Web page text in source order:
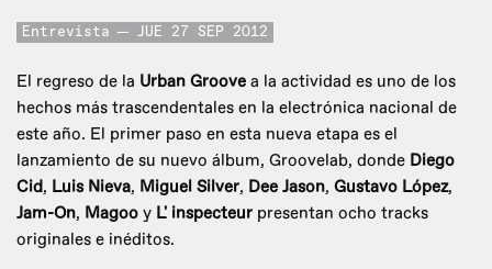
Entrevista JUE 27 SEP 2012
El regreso de la Urban Groove a la actividad es uno de los
hechos más trascendentales en la electrónica nacional de
este año. El primer paso en esta nueva etapa es el
lanzamiento de su nuevo álbum, Groovelab, donde Diego
Cid, Luis Nieva, Miguel Silver, Dee Jason, Gustavo López,
Jam-On, Magoo y L' inspecteur presentan ocho tracks
originales e inéditos.